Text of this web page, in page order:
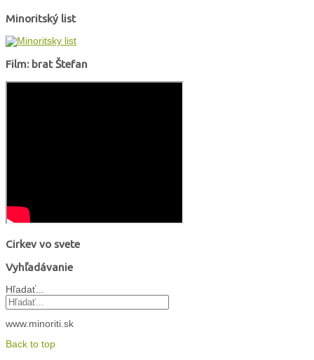
Minoritský list
Film: brat Štefan
Cirkev vo svete
Vyhľadávanie
Hľadať...
www.minoriti.sk
Back to top